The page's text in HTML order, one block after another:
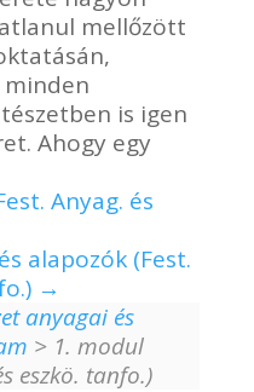
mellőzött
is igen
Ahogy egy
Anyag. és
alapozók (Fest.
anyagai és
> 1. modul
eszkö. tanfo.)